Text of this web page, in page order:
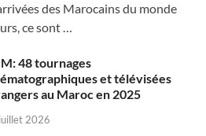
des Marocains du monde
ce sont …
48 tournages
et télévisées
au Maroc en 2025
2026